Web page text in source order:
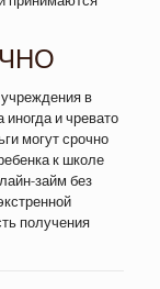
в
и чревато
могут срочно
к школе
займ без
получения